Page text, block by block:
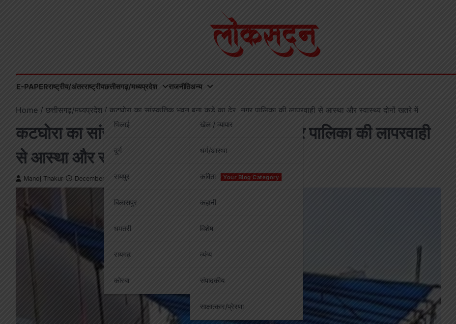
E-PAPERराष्ट्रीय/अंतरराष्ट्रीयछत्तीसगढ़/मध्यप्रदेश
भिलाई
दुर्ग
रायपुर
बिलासपुर
धमतरी
रायगढ़
कोरबा
राजनीतिअन्य
खेल / व्यापार
धर्म/आस्था
कविता Your Blog Category
कहानी
विशेष
व्यंग्य
संपादकीय
साक्षात्कार/प्रेरणा
Home छत्तीसगढ़/मध्यप्रदेश कटघोरा का सांस्कृतिक भवन बना कूड़े का ढेर, नगर पालिका की लापरवाही से आस्था और स्वास्थ्य दोनों खतरे में
कटघोरा का सांस्कृतिक भवन बना कूड़े का ढेर, नगर पालिका की लापरवाही
से आस्था और स्वास्थ्य दोनों खतरे में
Manoj Thakur December 16, 2025